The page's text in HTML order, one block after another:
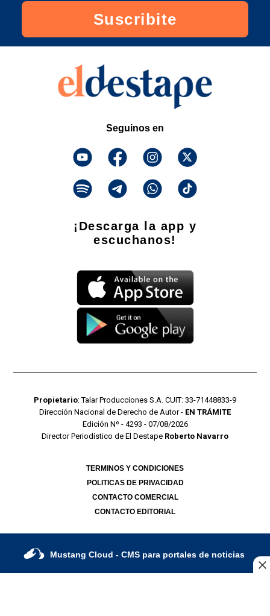
Suscribite
Seguinos en
¡Descarga la app y
escuchanos!
Propietario: Talar Producciones S.A. CUIT: 33-71448833-9
Dirección Nacional de Derecho de Autor - EN TRÁMITE
Edición Nº - 4293 - 07/08/2026
Director Periodístico de El Destape Roberto Navarro
TERMINOS Y CONDICIONES
POLITICAS DE PRIVACIDAD
CONTACTO COMERCIAL
CONTACTO EDITORIAL
Mustang Cloud - CMS para portales de noticias